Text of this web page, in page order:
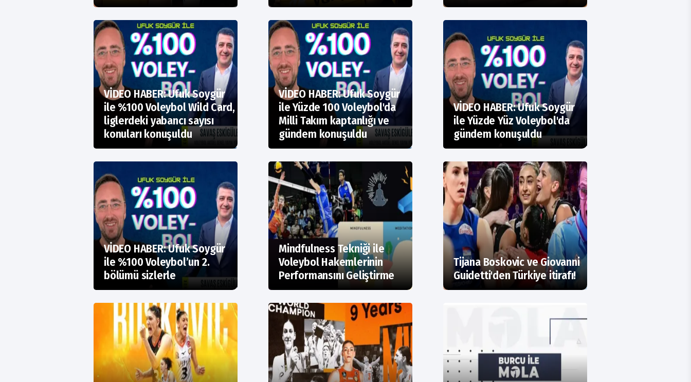
VİDEO HABER: Ufuk Soygür
ile %100 Voleybol Wild Card,
liglerdeki yabancı sayısı
konuları konuşuldu
VİDEO HABER: Ufuk Soygür
ile Yüzde 100 Voleybol'da
Milli Takım kaptanlığı ve
gündem konuşuldu
VİDEO HABER: Ufuk Soygür
ile Yüzde Yüz Voleybol'da
gündem konuşuldu
VİDEO HABER: Ufuk Soygür
ile %100 Voleybol’un 2.
bölümü sizlerle
Mindfulness Tekniği ile
Voleybol Hakemlerinin
Performansını Geliştirme
Tijana Boskovic ve Giovanni
Guidetti'den Türkiye itirafı!